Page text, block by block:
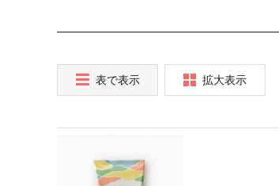
拡大表示
表で表示